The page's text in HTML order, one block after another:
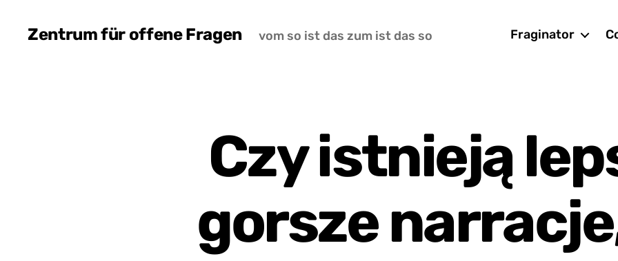
Zentrum für offene Fragen vom so ist das zum ist das so Fraginator
Czy istnieją
gorsze